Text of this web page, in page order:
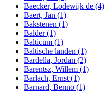
Baecker, Lodewijk de (4)
Baert, Jan (1)
Bakstenen (1)
Balder(1)
Balticum (1)
Baltische landen (1)
Bardella, Jordan (2)
Barentsz, Willem (1)
Barlach, Ernst (1)
Barnard, Benno (1)